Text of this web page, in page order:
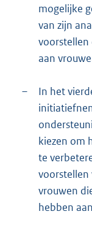
mogelijke
van zijn
aan
–
In het
kiezen om
te
voorstellen
vrouwen
hebben